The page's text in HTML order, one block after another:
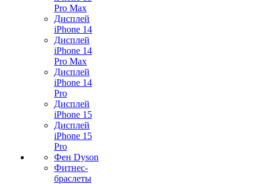
Pro Max
Дисплей
iPhone 14
Дисплей
iPhone 14
Pro Max
Дисплей
iPhone 14
Pro
Дисплей
iPhone 15
Дисплей
iPhone 15
Pro
Фен Dyson
Фитнес-
браслеты